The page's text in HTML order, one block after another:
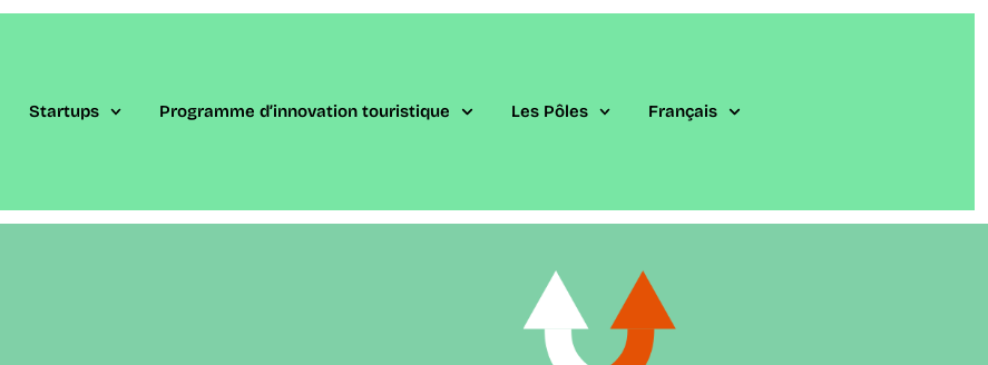
Startups​ Programme d’innovation touristique Les Pôles Français